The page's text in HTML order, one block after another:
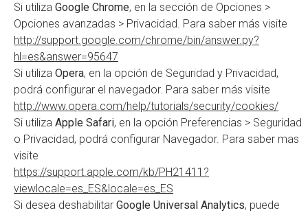
Si utiliza Google Chrome, en la sección de Opciones >
Opciones avanzadas > Privacidad. Para saber más visite
http://support.google.com/chrome/bin/answer.py?
hl=es&answer=95647
Si utiliza Opera, en la opción de Seguridad y Privacidad,
podrá configurar el navegador. Para saber más visite
http://www.opera.com/help/tutorials/security/cookies/
Si utiliza Apple Safari, en la opción Preferencias > Seguridad
o Privacidad, podrá configurar Navegador. Para saber mas
visite
https://support.apple.com/kb/PH21411?
viewlocale=es_ES&locale=es_ES
Si desea deshabilitar Google Universal Analytics, puede